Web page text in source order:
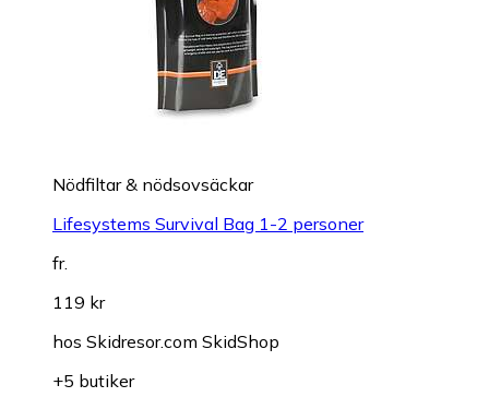
Nödfiltar & nödsovsäckar
Lifesystems Survival Bag 1-2 personer
fr.
119 kr
hos Skidresor.com SkidShop
+5 butiker